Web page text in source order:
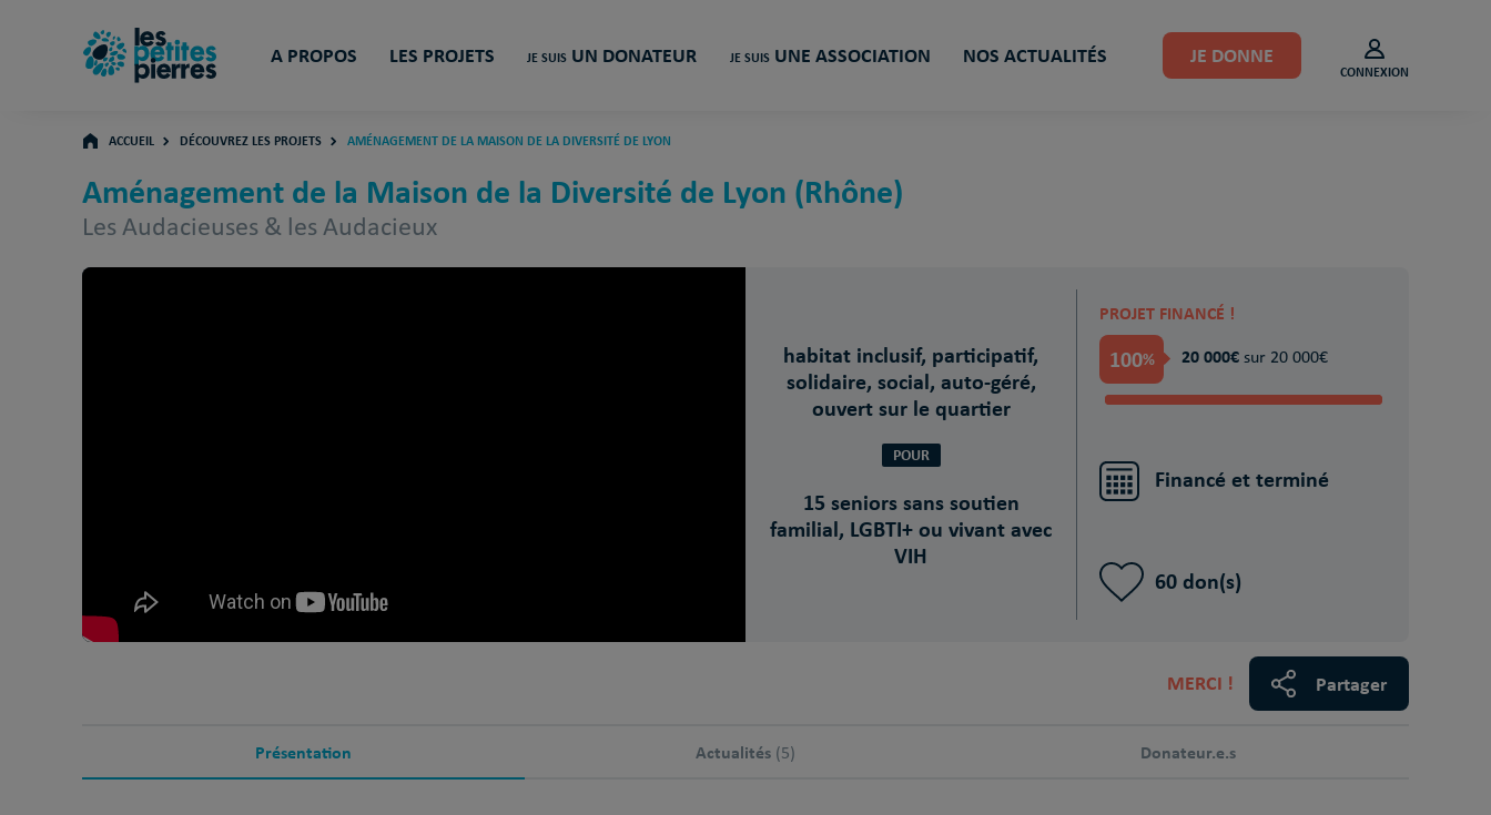
A PROPOS LES PROJETS JE SUIS UN DONATEUR JE SUIS UNE ASSOCIATION NOS ACTUALITÉS JE DONNE
CONNEXION
ACCUEIL DÉCOUVREZ LES PROJETS AMÉNAGEMENT DE LA MAISON DE LA DIVERSITÉ DE LYON
Aménagement de la Maison de la Diversité de Lyon (Rhône)
Les Audacieuses & les Audacieux
habitat inclusif, participatif,
solidaire, social, auto-géré,
ouvert sur le quartier
POUR
15 seniors sans soutien
familial, LGBTI+ ou vivant avec
VIH
PROJET FINANCÉ !
100% 20 000€ sur 20 000€
Financé et terminé
60 don(s)
MERCI ! Partager
Présentation Actualités (5) Donateur.e.s